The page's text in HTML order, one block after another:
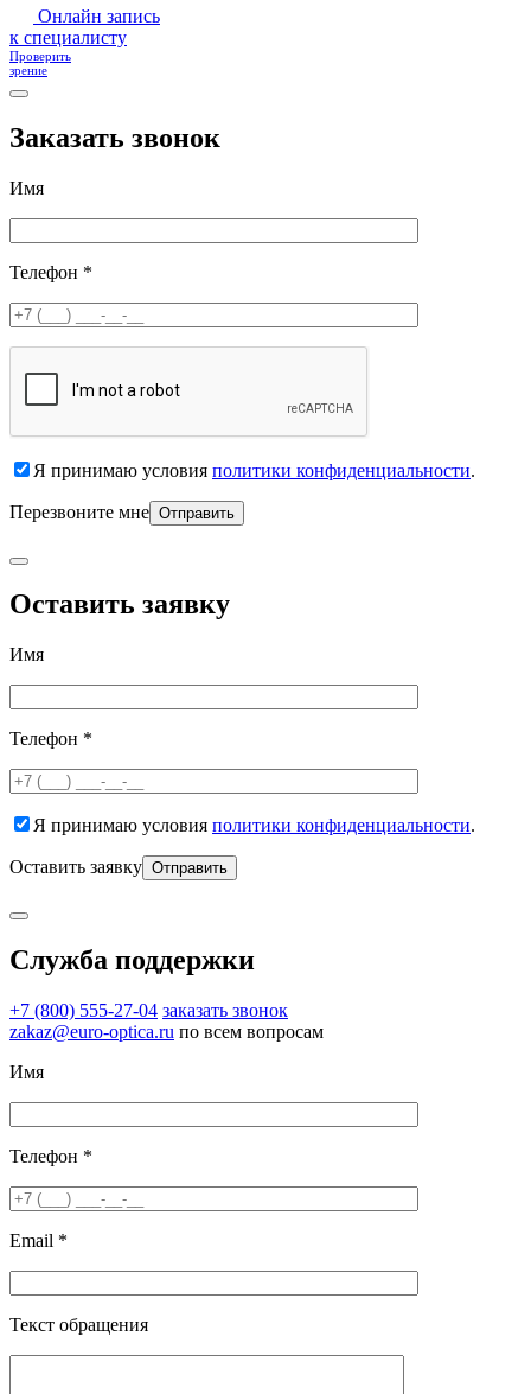
Онлайн запись
к специалисту
Проверить
зрение
Заказать звонок
Имя
Телефон *
Я принимаю условия политики конфиденциальности.
Перезвоните мне
Оставить заявку
Имя
Телефон *
Я принимаю условия политики конфиденциальности.
Оставить заявку
Служба поддержки
+7 (800) 555-27-04 заказать звонок
zakaz@euro-optica.ru по всем вопросам
Имя
Телефон *
Email *
Текст обращения